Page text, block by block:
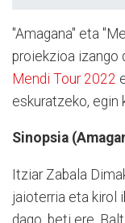
"Amagana" eta
proiekzioa izango
Mendi Tour 2022
eskuratzeko, egin
Sinopsia
Itziar Zabala
jaioterria eta kirol
dago, beti ere,